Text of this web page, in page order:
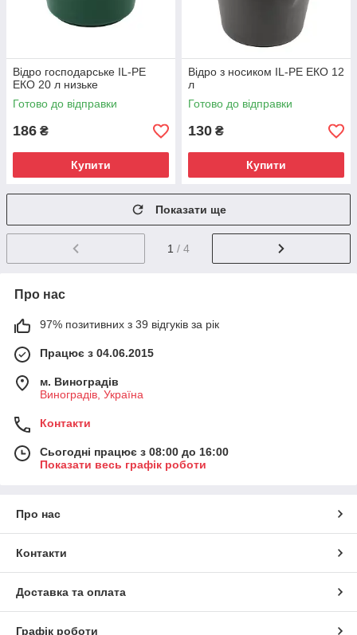
Відро господарське IL-PE
ЕКО 20 л низьке
Готово до відправки
186 ₴
Купити
Відро з носиком IL-PE ЕКО 12
л
Готово до відправки
130 ₴
Купити
Показати ще
1 / 4
Про нас
97% позитивних з 39 відгуків за рік
Працює з 04.06.2015
м. Виноградів
Виноградів, Україна
Контакти
Сьогодні працює з 08:00 до 16:00
Показати весь графік роботи
Про нас
Контакти
Доставка та оплата
Графік роботи